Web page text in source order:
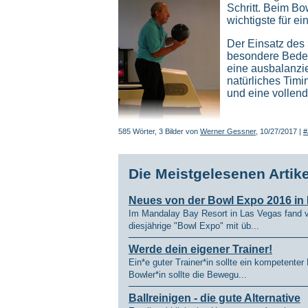
Schritt. Beim
wichtigste für
Der Einsatz
besondere
eine
natürliches
und eine
585 Wörter, 3 Bilder von Werner Gessner, 10/27/2017 |
Die Meistgelesenen
Neues von der Bowl Expo 2016 in
Im Mandalay Bay Resort in Las Vegas fand
diesjährige "Bowl Expo" mit üb...
Werde dein eigener Trainer!
Ein*e guter Trainer*in sollte ein
Bowler*in sollte die Bewegu...
Ballreinigen - die gute Alternative